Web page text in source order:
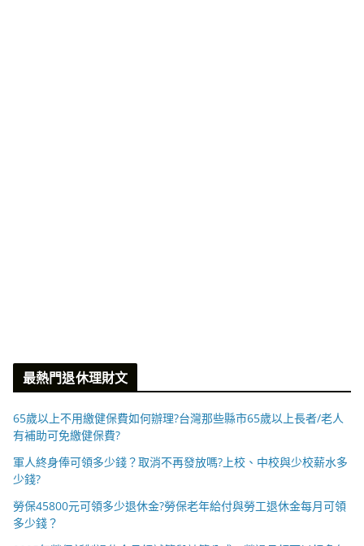
最熱門退休理財文
65歲以上不用繳健保費如何辦理?台灣那些縣市65歲以上長者/老人
有補助可免繳健保費?
軍人終身俸可領多少錢？取消不再發放嗎?上校、中校與少校薪水多
少錢?
勞保45800元可領多少退休金?勞保老年給付與勞工退休金每月可領
多少錢？